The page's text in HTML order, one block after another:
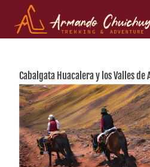
Skip to content
Cabalgata Huacalera y los Valles de